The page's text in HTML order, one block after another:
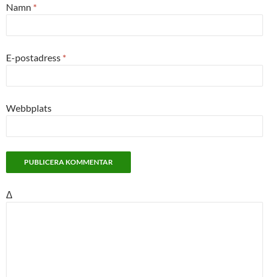
Namn *
E-postadress *
Webbplats
Δ